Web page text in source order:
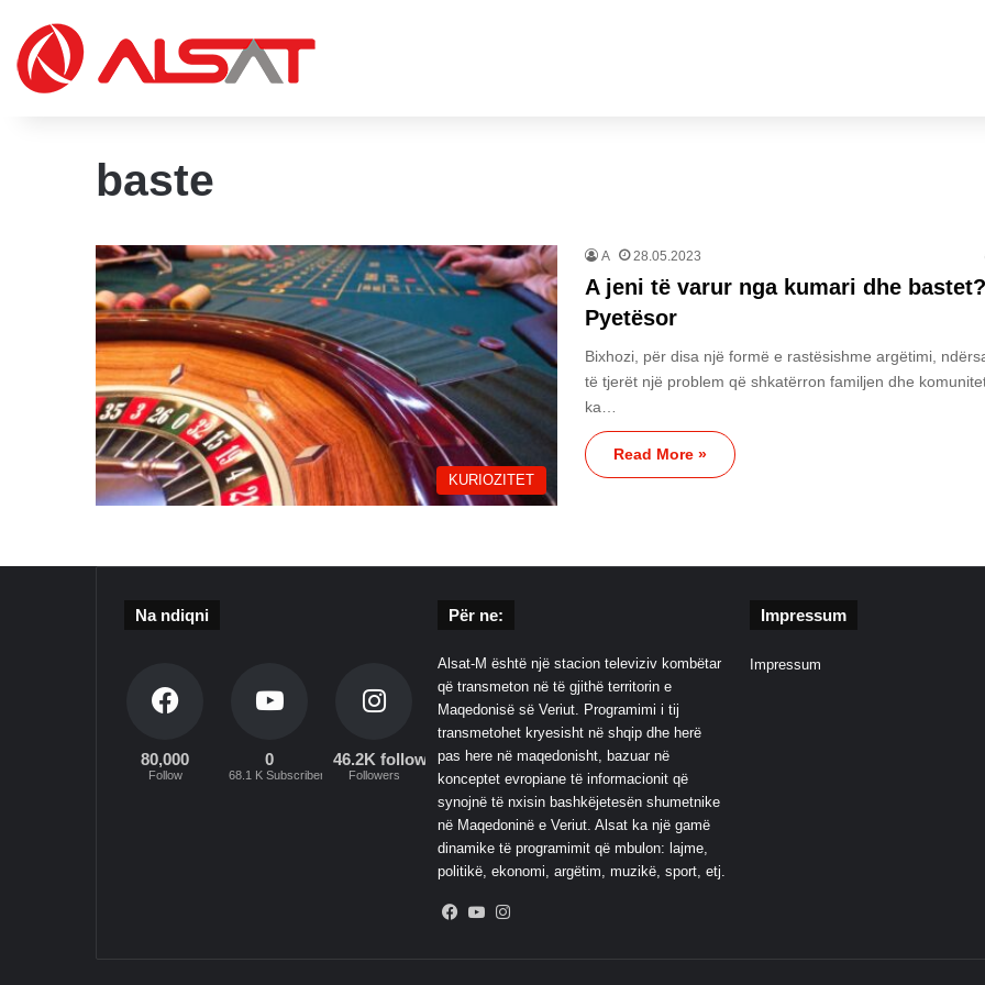
baste
KURIOZITET
A 28.05.2023
A jeni të varur nga kumari dhe bastet?
Pyetësor
Bixhozi, për disa një formë e rastësishme argëtimi,
të tjerët një problem që shkatërron familjen dhe
ka…
Read More »
Na ndiqni
80,000
Follow
0
68.1 K Subscribers
46.2K followers
Followers
Për ne:
Alsat-M është një stacion televiziv kombëtar
që transmeton në të gjithë territorin e
Maqedonisë së Veriut. Programimi i tij
transmetohet kryesisht në shqip dhe herë
pas here në maqedonisht, bazuar në
konceptet evropiane të informacionit që
synojnë të nxisin bashkëjetesën shumetnike
në Maqedoninë e Veriut. Alsat ka një gamë
dinamike të programimit që mbulon: lajme,
politikë, ekonomi, argëtim, muzikë, sport, etj.
Facebook
YouTube
Impressum
Impressum